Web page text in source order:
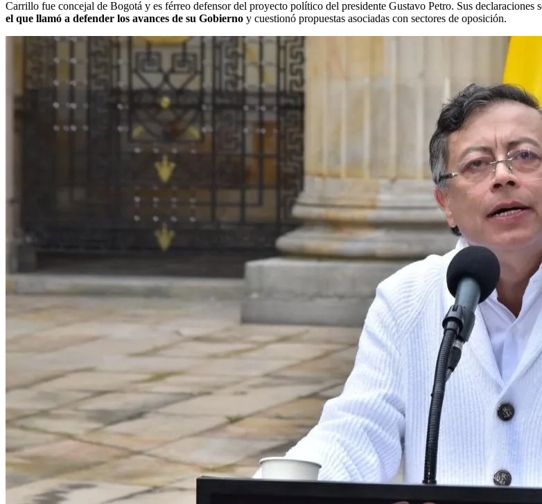
Carrillo fue concejal de Bogotá y es férreo defensor del proyecto político del presidente Gustavo Petro. Sus declaraciones
el que llamó a defender los avances de su Gobierno y cuestionó propuestas asociadas con sectores de oposición.